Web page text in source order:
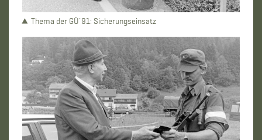
Thema der GÜ´91: Sicherungseinsatz